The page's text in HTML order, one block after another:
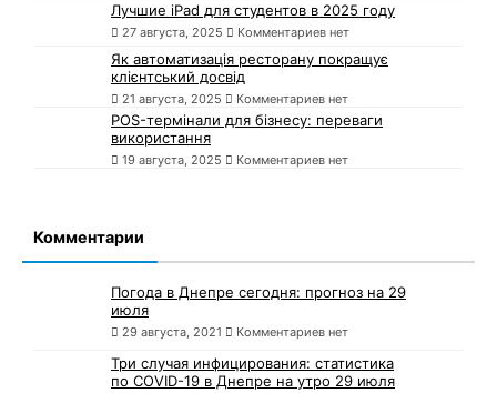
Лучшие iPad для студентов в 2025 году
27 августа, 2025 Комментариев нет
Як автоматизація ресторану покращує
клієнтський досвід
21 августа, 2025 Комментариев нет
POS-термінали для бізнесу: переваги
використання
19 августа, 2025 Комментариев нет
Комментарии
Погода в Днепре сегодня: прогноз на 29
июля
29 августа, 2021 Комментариев нет
Три случая инфицирования: статистика
по COVID-19 в Днепре на утро 29 июля